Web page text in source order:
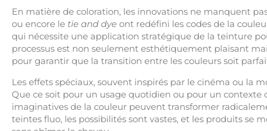
En matière de coloration, les innovations ne manquent
ou encore le tie and dye ont redéfini les codes de la
qui nécessite une application stratégique de la teinture
processus est non seulement esthétiquement plaisant
pour garantir que la transition entre les couleurs soit
Les effets spéciaux, souvent inspirés par le cinéma ou la
Que ce soit pour un usage quotidien ou pour un
imaginatives de la couleur peuvent transformer
teintes fluo, les possibilités sont vastes, et les produits